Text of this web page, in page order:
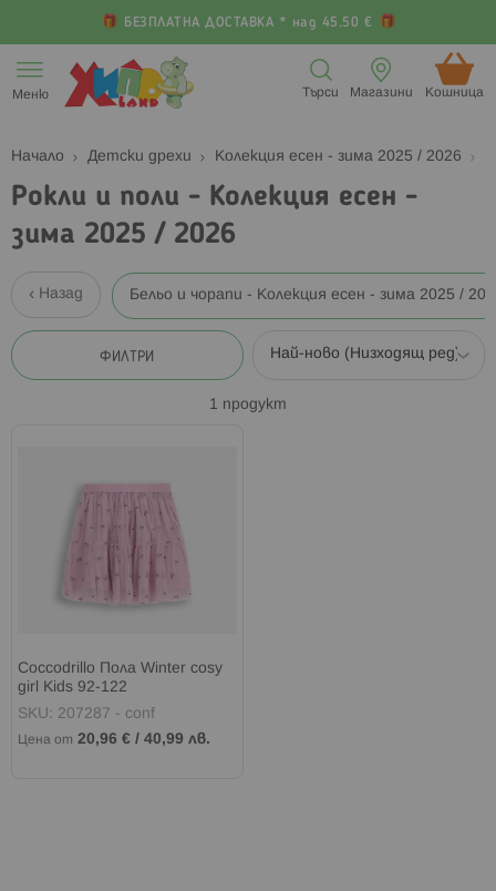
БЕЗПЛАТНА ДОСТАВКА * над 45.50 €
към
съдържанието
Меню Кошница (
Магазини
Търси
Начало Детски дрехи Колекция есен - зима 2025 / 2026
Рокли и поли - Колекция есен -
зима 2025 / 2026
Назад Бельо и чорапи - Колекция есен - зима 2025 /
ФИЛТРИ
1 продукт
Coccodrillo Пола Winter cosy
girl Kids 92-122
SKU: 207287 - conf
Цена от 20,96 € / 40,99 лв.